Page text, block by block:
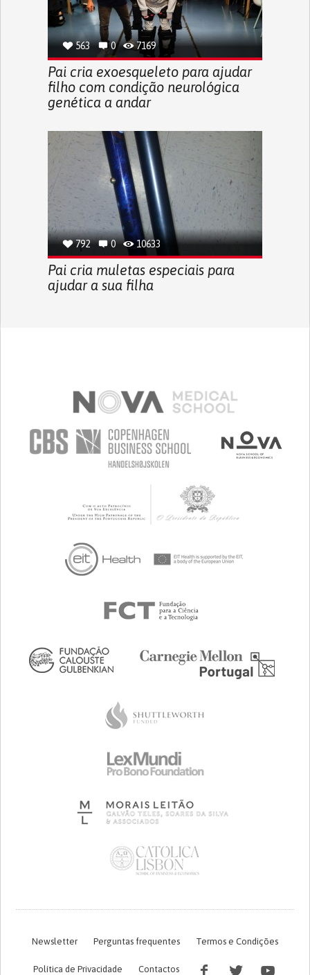
563 0 7169
Pai cria exoesqueleto para ajudar
filho com condição neurológica
genética a andar
792 0 10633
Pai cria muletas especiais para
ajudar a sua filha
Newsletter Perguntas frequentes Termos e Condições
Política de Privacidade Contactos